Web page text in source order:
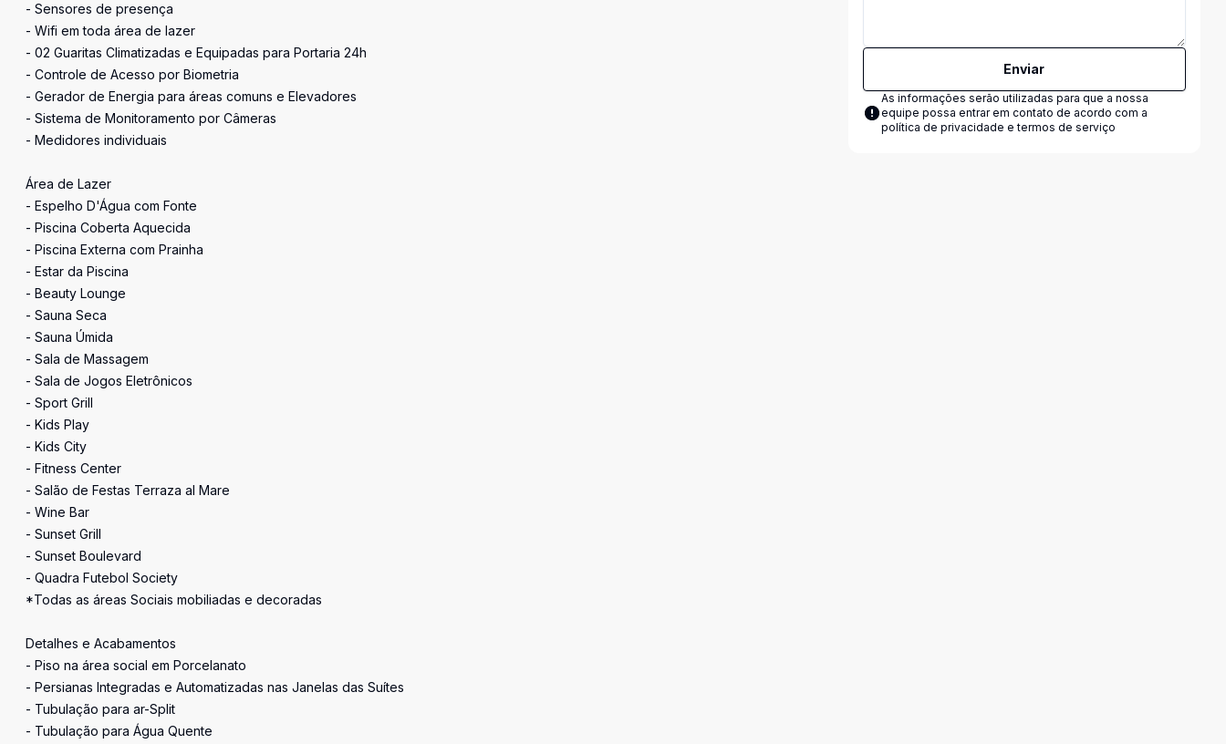
- Sensores de presença
- Wifi em toda área de lazer
- 02 Guaritas Climatizadas e Equipadas para Portaria 24h
- Controle de Acesso por Biometria
- Gerador de Energia para áreas comuns e Elevadores
- Sistema de Monitoramento por Câmeras
- Medidores individuais
Área de Lazer
- Espelho D'Água com Fonte
- Piscina Coberta Aquecida
- Piscina Externa com Prainha
- Estar da Piscina
- Beauty Lounge
- Sauna Seca
- Sauna Úmida
- Sala de Massagem
- Sala de Jogos Eletrônicos
- Sport Grill
- Kids Play
- Kids City
- Fitness Center
- Salão de Festas Terraza al Mare
- Wine Bar
- Sunset Grill
- Sunset Boulevard
- Quadra Futebol Society
*Todas as áreas Sociais mobiliadas e decoradas
Detalhes e Acabamentos
- Piso na área social em Porcelanato
- Persianas Integradas e Automatizadas nas Janelas das Suítes
- Tubulação para ar-Split
- Tubulação para Água Quente
Enviar
As informações serão utilizadas para que a nossa
equipe possa entrar em contato de acordo com a
política de privacidade e termos de serviço